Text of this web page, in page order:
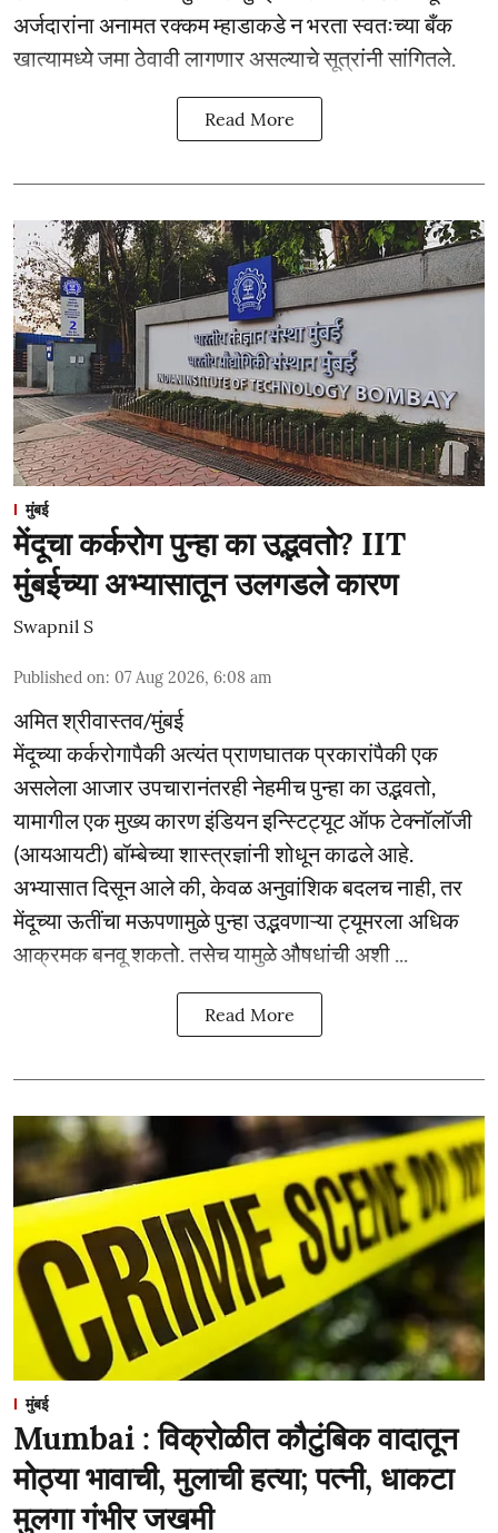
अर्जदारांना अनामत रक्कम म्हाडाकडे न भरता स्वतःच्या बँक
खात्यामध्ये जमा ठेवावी लागणार असल्याचे सूत्रांनी सांगितले.
Read More
मुंबई
मेंदूचा कर्करोग पुन्हा का उद्भवतो? IIT
मुंबईच्या अभ्यासातून उलगडले कारण
Swapnil S
Published on: 07 Aug 2026, 6:08 am
अमित श्रीवास्तव/मुंबई
मेंदूच्या कर्करोगापैकी अत्यंत प्राणघातक प्रकारांपैकी एक
असलेला आजार उपचारानंतरही नेहमीच पुन्हा का उद्भवतो,
यामागील एक मुख्य कारण इंडियन इन्स्टिट्यूट ऑफ टेक्नॉलॉजी
(आयआयटी) बॉम्बेच्या शास्त्रज्ञांनी शोधून काढले आहे.
अभ्यासात दिसून आले की, केवळ अनुवांशिक बदलच नाही, तर
मेंदूच्या ऊतींचा मऊपणामुळे पुन्हा उद्भवणाऱ्या ट्यूमरला अधिक
आक्रमक बनवू शकतो. तसेच यामुळे औषधांची अशी ...
Read More
मुंबई
Mumbai : विक्रोळीत कौटुंबिक वादातून
मोठ्या भावाची, मुलाची हत्या; पत्नी, धाकटा
मुलगा गंभीर जखमी